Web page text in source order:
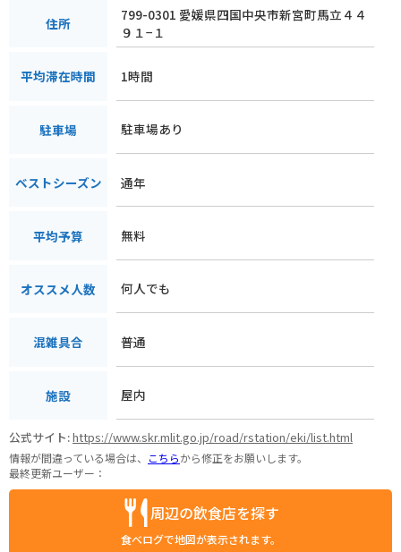
住所
799-0301 愛媛県四国中央市新宮町馬立４４
９１−１
平均滞在時間 1時間
駐車場 駐車場あり
ベストシーズン 通年
平均予算 無料
オススメ人数 何人でも
混雑具合 普通
施設 屋内
公式サイト:https://www.skr.mlit.go.jp/road/rstation/eki/list.html
情報が間違っている場合は、 こちらから修正をお願いします。
最終更新ユーザー：
周辺の飲食店を探す
食べログで地図が表示されます。